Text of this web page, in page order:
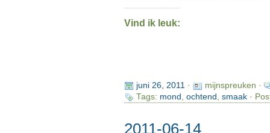
Vind ik leuk:
juni 26, 2011·
mijnspreuken ·
Tags: mond , ochtend , smaak·
2011-06-14